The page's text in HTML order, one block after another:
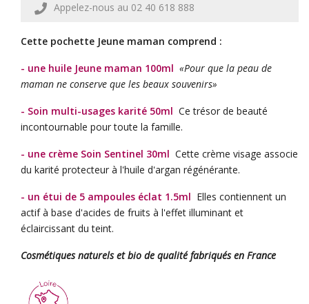
Appelez-nous au 02 40 618 888
Cette pochette Jeune maman comprend :
- une huile Jeune maman 100ml «Pour que la peau de
maman ne conserve que les beaux souvenirs»
- Soin multi-usages karité 50ml Ce trésor de beauté
incontournable pour toute la famille.
- une crème Soin Sentinel 30ml Cette crème visage associe
du karité protecteur à l'huile d'argan régénérante.
- un étui de 5 ampoules éclat 1.5ml Elles contiennent un
actif à base d'acides de fruits à l'effet illuminant et
éclaircissant du teint.
Cosmétiques naturels et bio de qualité fabriqués en France